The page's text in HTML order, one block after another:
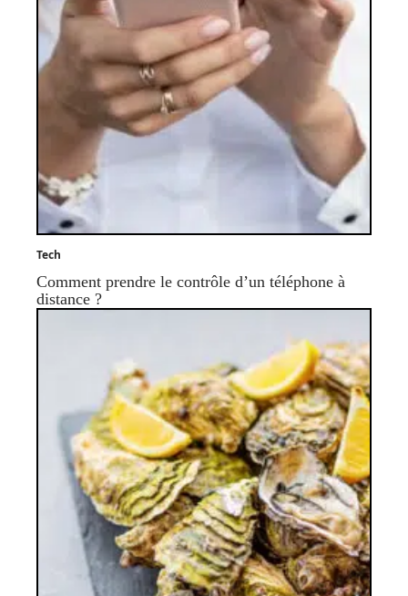
Tech
Comment prendre le contrôle d’un téléphone à
distance ?